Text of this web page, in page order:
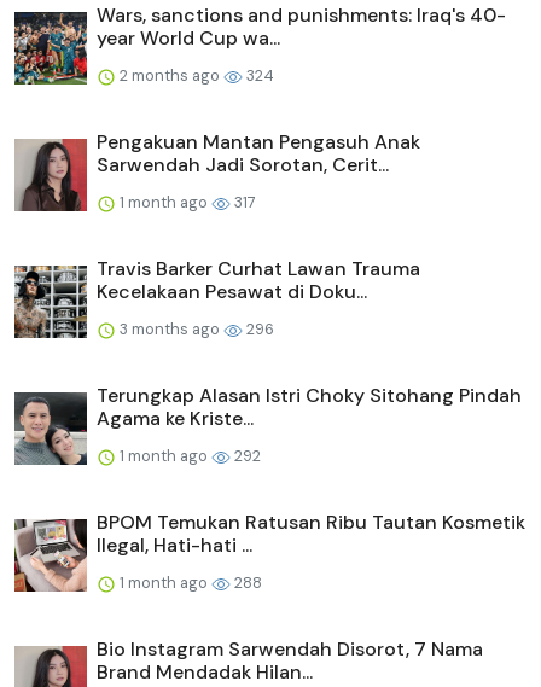
Wars, sanctions and punishments: Iraq's 40-
year World Cup wa...
2 months ago 324
Pengakuan Mantan Pengasuh Anak
Sarwendah Jadi Sorotan, Cerit...
1 month ago 317
Travis Barker Curhat Lawan Trauma
Kecelakaan Pesawat di Doku...
3 months ago 296
Terungkap Alasan Istri Choky Sitohang Pindah
Agama ke Kriste...
1 month ago 292
BPOM Temukan Ratusan Ribu Tautan Kosmetik
Ilegal, Hati-hati ...
1 month ago 288
Bio Instagram Sarwendah Disorot, 7 Nama
Brand Mendadak Hilan...